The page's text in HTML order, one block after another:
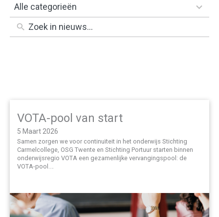
available
Alle categorieën
result
available
VOTA-pool van start
5 Maart 2026
Samen zorgen we voor continuïteit in het onderwijs Stichting
Carmelcollege, OSG Twente en Stichting Portuur starten binnen
onderwijsregio VOTA een gezamenlijke vervangingspool: de
VOTA-pool.…